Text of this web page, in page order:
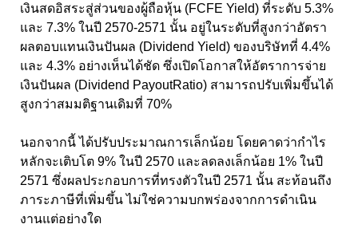
เงินสดอิสระสู่ส่วนของผู้ถือหุ้น (FCFE Yield) ที่ระดับ 5.3%
และ 7.3% ในปี 2570-2571 นั้น อยู่ในระดับที่สูงกว่าอัตรา
ผลตอบแทนเงินปันผล (Dividend Yield) ของบริษัทที่ 4.4%
และ 4.3% อย่างเห็นได้ชัด ซึ่งเปิดโอกาสให้อัตราการจ่าย
เงินปันผล (Dividend PayoutRatio) สามารถปรับเพิ่มขึ้นได้
สูงกว่าสมมติฐานเดิมที่ 70%
นอกจากนี้ ได้ปรับประมาณการเล็กน้อย โดยคาดว่ากำไร
หลักจะเติบโต 9% ในปี 2570 และลดลงเล็กน้อย 1% ในปี
2571 ซึ่งผลประกอบการที่ทรงตัวในปี 2571 นั้น สะท้อนถึง
ภาระภาษีที่เพิ่มขึ้น ไม่ใช่ความบกพร่องจากการดำเนิน
งานแต่อย่างใด